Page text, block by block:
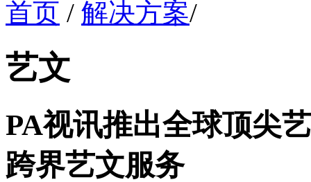
首页 / 解决方案/
艺文
PA视讯推出全球顶尖
跨界艺文服务